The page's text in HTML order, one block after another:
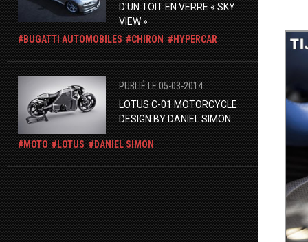
D'UN TOIT EN VERRE « SKY
VIEW »
BUGATTI AUTOMOBILES
CHIRON HYPERCAR
PUBLIÉ LE 05-03-2014
LOTUS C-01 MOTORCYCLE
DESIGN BY DANIEL SIMON.
MOTO LOTUS DANIEL SIMON